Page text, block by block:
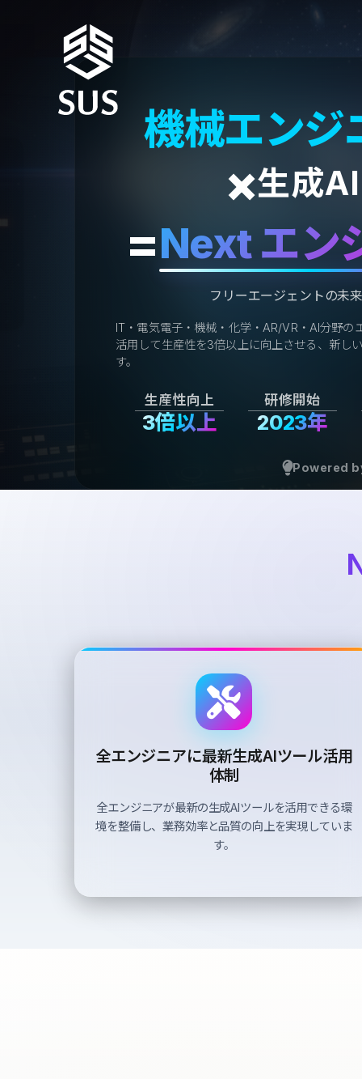
化学エンジ
×生成AI
=Next エン
フリーエージェントの未
IT・電気電子・機械・化学・AR/VR・AI分野の
活用して生産性を3倍以上に向上させる、新し
す。
生産性向上
3倍以上
研修開始
2023年
Powered
全エンジニアに最新生成AIツール活用
体制
全エンジニアが最新の生成AIツールを活用できる環
境を整備し、業務効率と品質の向上を実現していま
す。